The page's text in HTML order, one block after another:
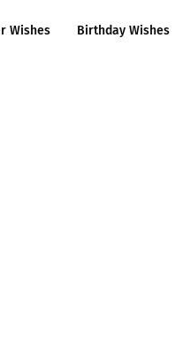
Wishes Birthday Wishes